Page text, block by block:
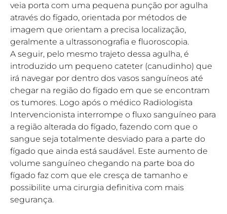
veia porta com uma pequena punção por agulha
através do fígado, orientada por métodos de
imagem que orientam a precisa localização,
geralmente a ultrassonografia e fluoroscopia.
A seguir, pelo mesmo trajeto dessa agulha, é
introduzido um pequeno cateter (canudinho) que
irá navegar por dentro dos vasos sanguíneos até
chegar na região do fígado em que se encontram
os tumores. Logo após o médico Radiologista
Intervencionista interrompe o fluxo sanguíneo para
a região alterada do fígado, fazendo com que o
sangue seja totalmente desviado para a parte do
fígado que ainda está saudável. Este aumento de
volume sanguíneo chegando na parte boa do
fígado faz com que ele cresça de tamanho e
possibilite uma cirurgia definitiva com mais
segurança.